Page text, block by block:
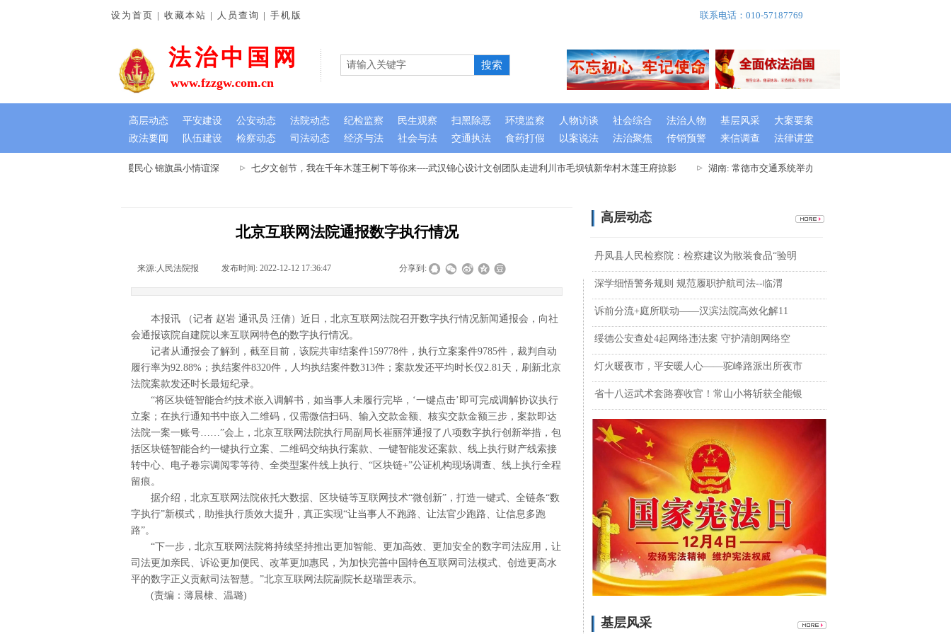
河南通许法院：排忧解难暖民心 锦旗虽小情谊深 七夕文创节，我在千年木莲王树下等你来----武汉锦心设计文创团队走进利川市毛坝镇新华村木莲王府掠影 湖南: 常德市交通系统举办出租车驾驶员创文专题培训班
法治中国网
政法要闻 队伍建设 检察动态 司法动态 经济与法 社会与法 交通执法 食药打假 以案说法 法治聚焦 传销预警 来信调查 法律讲堂
设为首页 | 收藏本站 | 人员查询 | 手机版 联系电话：010-57187769
搜索
www.fzzgw.com.cn
高层动态 平安建设 公安动态 法院动态 纪检监察 民生观察 扫黑除恶 环境监察 人物访谈 社会综合 法治人物 基层风采 大案要案
高层动态
北京互联网法院通报数字执行情况
来源:人民法院报 发布时间: 2022-12-12 17:36:47 分享到:
本报讯 （记者 赵岩 通讯员 汪倩）近日，北京互联网法院召开数字执行情况新闻通报会，向社
会通报该院自建院以来互联网特色的数字执行情况。
记者从通报会了解到，截至目前，该院共审结案件159778件，执行立案案件9785件，裁判自动
履行率为92.88%；执结案件8320件，人均执结案件数313件；案款发还平均时长仅2.81天，刷新北京
法院案款发还时长最短纪录。
“将区块链智能合约技术嵌入调解书，如当事人未履行完毕，‘一键点击’即可完成调解协议执行
立案；在执行通知书中嵌入二维码，仅需微信扫码、输入交款金额、核实交款金额三步，案款即达
法院一案一账号……”会上，北京互联网法院执行局副局长崔丽萍通报了八项数字执行创新举措，包
括区块链智能合约一键执行立案、二维码交纳执行案款、一键智能发还案款、线上执行财产线索接
转中心、电子卷宗调阅零等待、全类型案件线上执行、“区块链+”公证机构现场调查、线上执行全程
留痕。
据介绍，北京互联网法院依托大数据、区块链等互联网技术“微创新”，打造一键式、全链条“数
字执行”新模式，助推执行质效大提升，真正实现“让当事人不跑路、让法官少跑路、让信息多跑
路”。
“下一步，北京互联网法院将持续坚持推出更加智能、更加高效、更加安全的数字司法应用，让
司法更加亲民、诉讼更加便民、改革更加惠民，为加快完善中国特色互联网司法模式、创造更高水
平的数字正义贡献司法智慧。”北京互联网法院副院长赵瑞罡表示。
(责编：薄晨棣、温璐)
丹凤县人民检察院：检察建议为散装食品“验明
深学细悟警务规则 规范履职护航司法--临渭
诉前分流+庭所联动——汉滨法院高效化解11
绥德公安查处4起网络违法案 守护清朗网络空
灯火暖夜市，平安暖人心——驼峰路派出所夜市
省十八运武术套路赛收官！常山小将斩获全能银
基层风采